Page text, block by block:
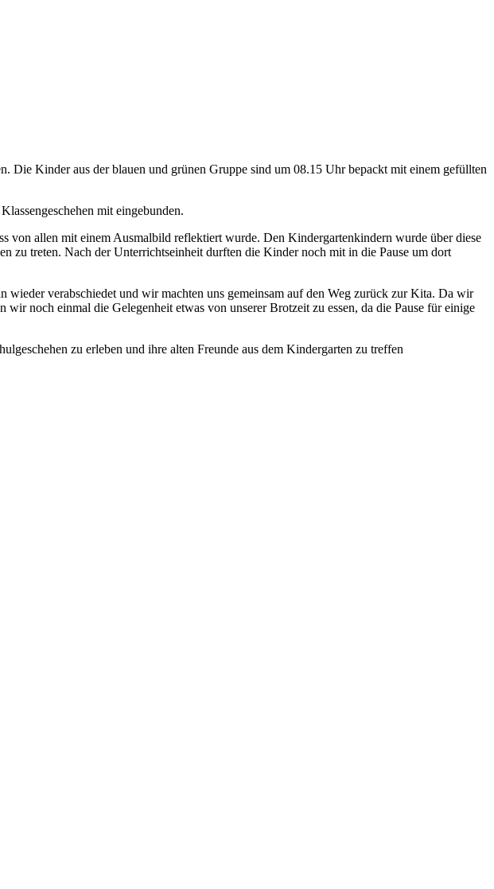
Die Kinder aus der blauen und grünen Gruppe sind um 08.15 Uhr bepackt mit einem gefüllten
mit eingebunden.
von allen mit einem Ausmalbild reflektiert wurde. Den Kindergartenkindern wurde über diese
zu treten. Nach der Unterrichtseinheit durften die Kinder noch mit in die Pause um dort
verabschiedet und wir machten uns gemeinsam auf den Weg zurück zur Kita. Da wir
noch einmal die Gelegenheit etwas von unserer Brotzeit zu essen, da die Pause für einige
zu erleben und ihre alten Freunde aus dem Kindergarten zu treffen